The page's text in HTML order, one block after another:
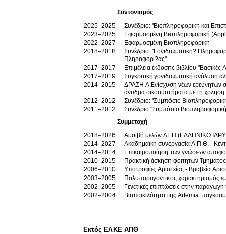
Συντονισμός
2025–2025
Συνέδριο: "Βιοπληροφορική και
2023–2025
Εφαρμοσμένη Βιοπληροφορική
2022–2027
Εφαρμοσμένη Βιοπληροφορική
2018–2018
Συνέδριο: "Γονιδιωματικη?
Πληροφορι?ας"
2017–2017
Επιμέλεια έκδοσης βιβλίου "Βασικές
2017–2019
Συγκριτική γονιδιωματική ανάλυση
2014–2015
ΔΡΑΣΗ Α:Ενίσχυση νέων ερευνητών
άνυδρα οικοσυστήματα με τη χρληση
2012–2012
Συνέδριο: "Συμπόσιο
2011–2012
Συνέδριο:"Συμπόσιο
Συμμετοχή
2018–2026
Αμοιβή μελών ΔΕΠ (ΕΛΛΗΝΙΚΟ
2014–2027
Ακαδημαϊκή συνεργασία Α.Π.Θ. -
2014–2014
Επικαιροποίηση των γνώσεων
2010–2015
Πρακτική άσκηση φοιτητών
2006–2010
2003–2005
Πολυπαραγοντικός χαρακτηρισμός
2002–2005
Γενετικές επιπτώσεις στην
2002–2004
Βιοποικιλότητα της Artemia:
Εκτός ΕΛΚΕ ΑΠΘ